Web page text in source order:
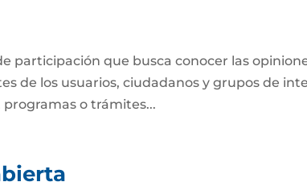
participación que busca conocer las
de los usuarios, ciudadanos y grupos de
o trámites...